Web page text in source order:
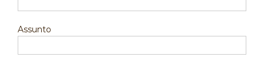
Assunto